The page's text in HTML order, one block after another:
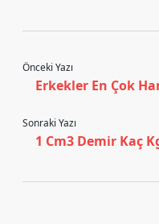
Önceki Yazı
Erkekler En Çok
Sonraki Yazı
1 Cm3 Demir Kaç